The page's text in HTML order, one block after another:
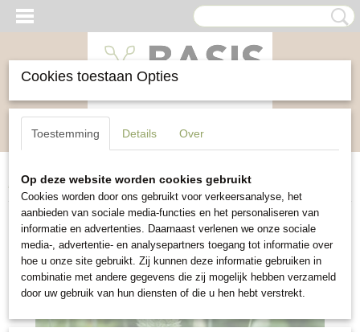
Inloggen Registreren
Home>Bloemen>Kanariegras
Cookies toestaan Opties
Toestemming Details Over
Op deze website worden cookies gebruikt
Cookies worden door ons gebruikt voor verkeersanalyse, het
aanbieden van sociale media-functies en het personaliseren van
informatie en advertenties. Daarnaast verlenen we onze sociale
media-, advertentie- en analysepartners toegang tot informatie over
hoe u onze site gebruikt. Zij kunnen deze informatie gebruiken in
combinatie met andere gegevens die zij mogelijk hebben verzameld
door uw gebruik van hun diensten of die u hen hebt verstrekt.